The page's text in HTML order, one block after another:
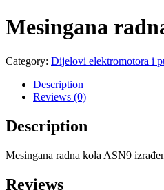
Mesingana
Category: Dijelovi elektromotora i
Description
Reviews (0)
Description
Mesingana radna kola ASN9
Reviews